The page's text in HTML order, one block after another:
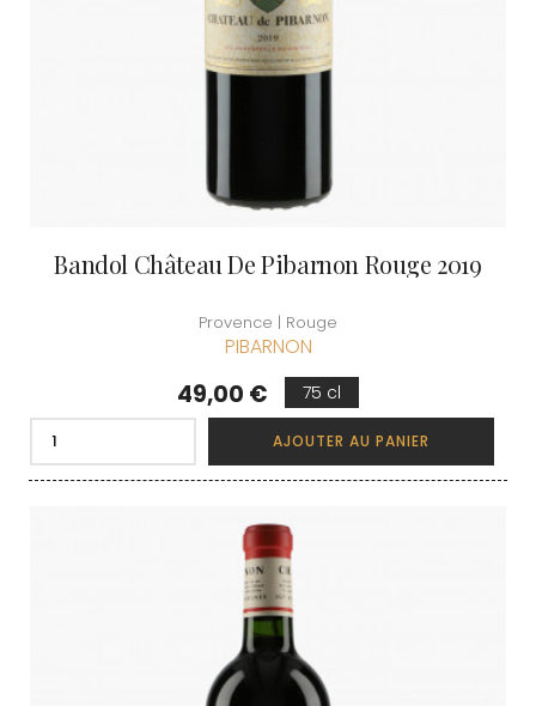
Bandol Château De Pibarnon Rouge 2019
Provence | Rouge
PIBARNON
Prix
49,00 € 75 cl
AJOUTER AU PANIER